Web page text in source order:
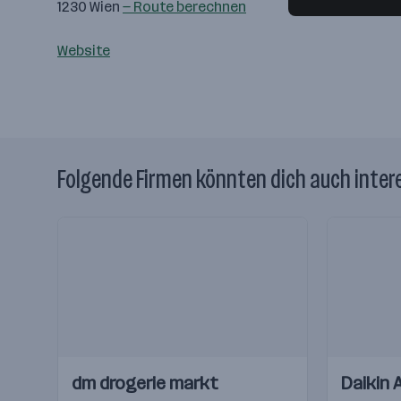
1230 Wien — Route berechnen
Website
Folgende Firmen könnten dich auch
Videos
Einblicke
Einblicke
dm drogerie markt Videos
Einblicke
Einblicke
Daikin